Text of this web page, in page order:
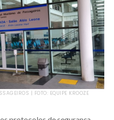
| FOTO: EQUIPE KROOZE